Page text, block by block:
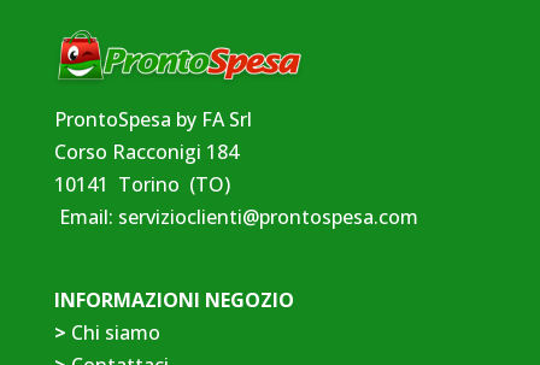
ProntoSpesa by FA Srl
Corso Racconigi 184
10141 Torino (TO)
Email: servizioclienti@prontospesa.com
INFORMAZIONI NEGOZIO
> Chi siamo